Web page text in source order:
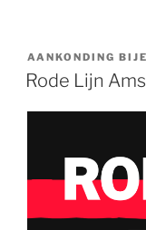
AANKONDING
Rode Lijn